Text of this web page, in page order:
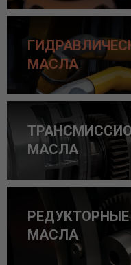
МАСЛА
МАСЛА
РЕДУКТОРНЫЕ
МАСЛА